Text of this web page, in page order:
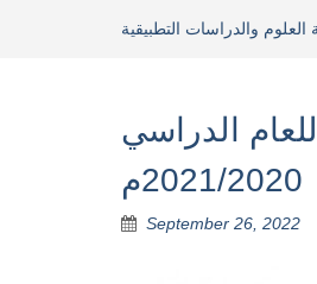
العلوم والدراسات التطبيقية
الدراسي
2021/2020م
September 26, 2022